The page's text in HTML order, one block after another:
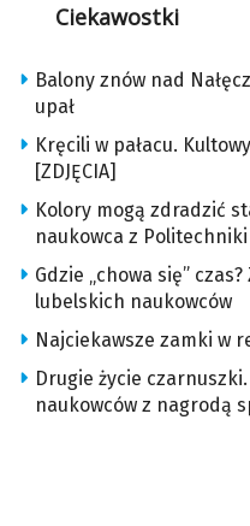
Ciekawostki
Balony znów nad
upał
Kręcili w pałacu.
[ZDJĘCIA]
Kolory mogą zdradzić
naukowca z
Gdzie „chowa się”
lubelskich naukowców
Najciekawsze zamki w
Drugie życie
naukowców z nagrodą